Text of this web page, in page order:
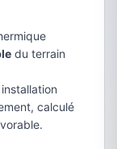
du terrain
calculé